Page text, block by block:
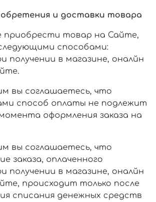
и доставки товара
приобрести товар на Сайте,
способами:
получении в магазине, оналйн
вы соглашаетесь, что
способ оплаты не подлежит
оформления заказа на
вы соглашаетесь, что
заказа, оплаченного
получении в магазине, оналйн
происходит только после
списания денежных средств